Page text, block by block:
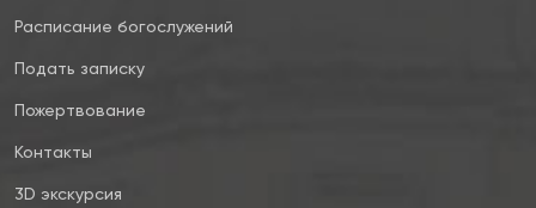
Расписание богослужений
Подать записку
Пожертвование
Контакты
3D экскурсия